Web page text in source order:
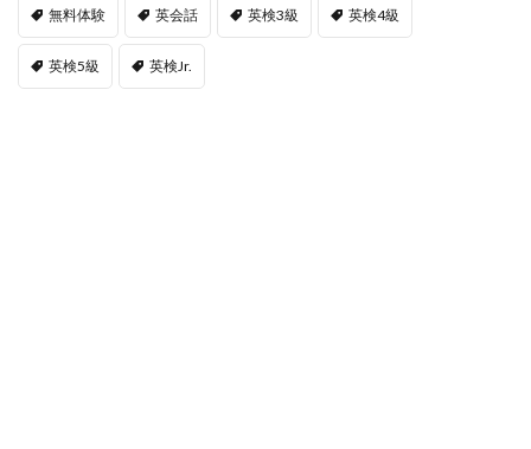
無料体験 英会話 英検3級 英検4級
英検5級 英検Jr.